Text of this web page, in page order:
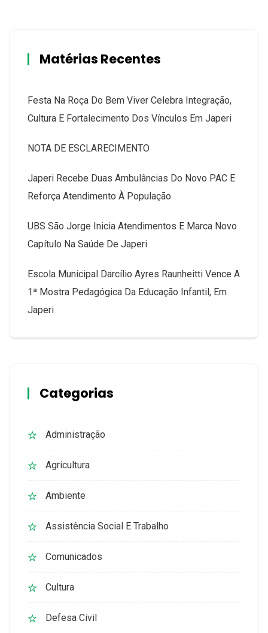
Matérias Recentes
Festa Na Roça Do Bem Viver Celebra Integração,
Cultura E Fortalecimento Dos Vínculos Em Japeri
NOTA DE ESCLARECIMENTO
Japeri Recebe Duas Ambulâncias Do Novo PAC E
Reforça Atendimento À População
UBS São Jorge Inicia Atendimentos E Marca Novo
Capítulo Na Saúde De Japeri
Escola Municipal Darcílio Ayres Raunheitti Vence A
1ª Mostra Pedagógica Da Educação Infantil, Em
Japeri
Categorias
Administração
Agricultura
Ambiente
Assistência Social E Trabalho
Comunicados
Cultura
Defesa Civil